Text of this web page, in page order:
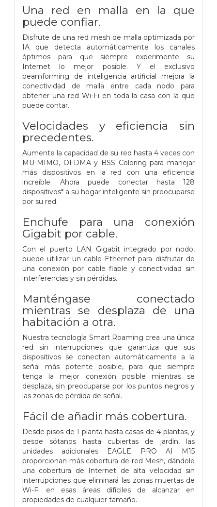
Una red en malla en la que
puede confiar.
Disfrute de una red mesh de malla optimizada por
IA que detecta automáticamente los canales
óptimos para que siempre experimente su
Internet lo mejor posible. Y el exclusivo
beamforming de inteligencia artificial mejora la
conectividad de malla entre cada nodo para
obtener una red Wi-Fi en toda la casa con la que
puede contar.
Velocidades y eficiencia sin
precedentes.
Aumente la capacidad de su red hasta 4 veces con
MU-MIMO, OFDMA y BSS Coloring para manejar
más dispositivos en la red con una eficiencia
increíble. Ahora puede conectar hasta 128
dispositivos* a su hogar inteligente sin preocuparse
por su red.
Enchufe para una conexión
Gigabit por cable.
Con el puerto LAN Gigabit integrado por nodo,
puede utilizar un cable Ethernet para disfrutar de
una conexión por cable fiable y conectividad sin
interferencias y sin pérdidas.
Manténgase conectado
mientras se desplaza de una
habitación a otra.
Nuestra tecnología Smart Roaming crea una única
red sin interrupciones que garantiza que sus
dispositivos se conecten automáticamente a la
señal más potente posible, para que siempre
tenga la mejor conexión posible mientras se
desplaza, sin preocuparse por los puntos negros y
las zonas de pérdida de señal.
Fácil de añadir más cobertura.
Desde pisos de 1 planta hasta casas de 4 plantas, y
desde sótanos hasta cubiertas de jardín, las
unidades adicionales EAGLE PRO AI M15
proporcionan más cobertura de red Mesh, dándole
una cobertura de Internet de alta velocidad sin
interrupciones que eliminará las zonas muertas de
Wi-Fi en esas áreas difíciles de alcanzar en
propiedades de cualquier tamaño.